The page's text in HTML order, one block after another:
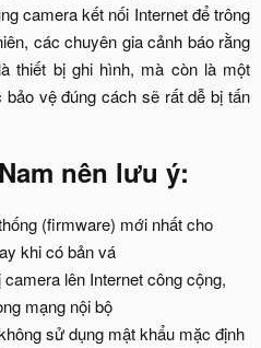
camera kết nối Internet để trông
các chuyên gia cảnh báo rằng
thiết bị ghi hình, mà còn là một
vệ đúng cách sẽ rất dễ bị tấn
nên lưu ý:​
(firmware) mới nhất cho
khi có bản vá
lên Internet công cộng,
mạng nội bộ
sử dụng mật khẩu mặc định